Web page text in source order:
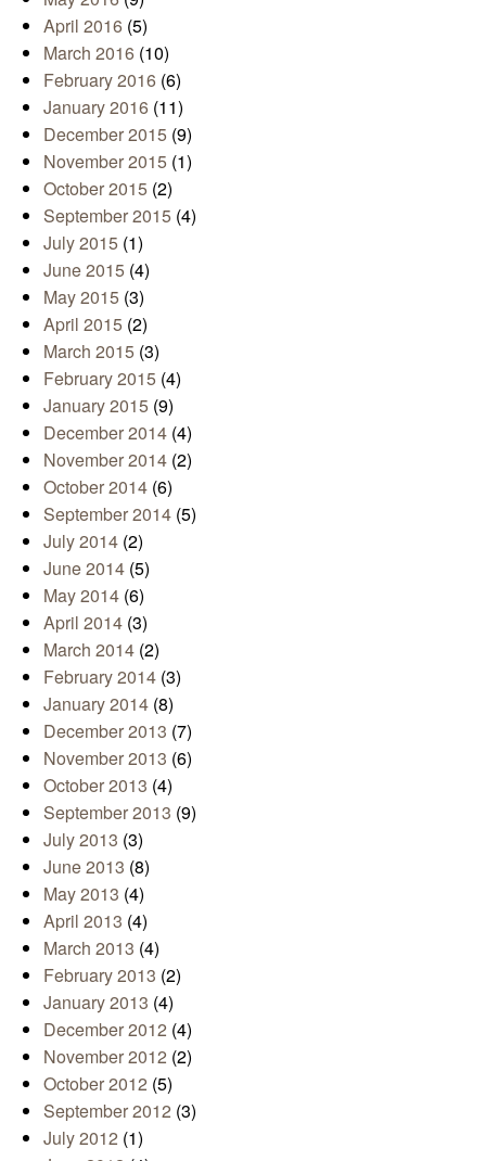
April 2016 (5)
March 2016 (10)
February 2016 (6)
January 2016 (11)
December 2015 (9)
November 2015 (1)
October 2015 (2)
September 2015 (4)
July 2015 (1)
June 2015 (4)
May 2015 (3)
April 2015 (2)
March 2015 (3)
February 2015 (4)
January 2015 (9)
December 2014 (4)
November 2014 (2)
October 2014 (6)
September 2014 (5)
July 2014 (2)
June 2014 (5)
May 2014 (6)
April 2014 (3)
March 2014 (2)
February 2014 (3)
January 2014 (8)
December 2013 (7)
November 2013 (6)
October 2013 (4)
September 2013 (9)
July 2013 (3)
June 2013 (8)
May 2013 (4)
April 2013 (4)
March 2013 (4)
February 2013 (2)
January 2013 (4)
December 2012 (4)
November 2012 (2)
October 2012 (5)
September 2012 (3)
July 2012 (1)